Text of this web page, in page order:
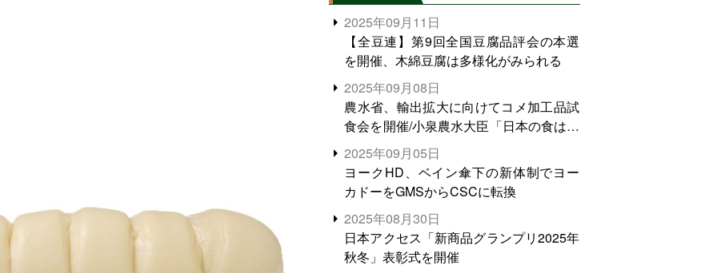
2025年09月11日
【全豆連】第9回全国豆腐品評会の本選
を開催、木綿豆腐は多様化がみられる
2025年09月08日
農水省、輸出拡大に向けてコメ加工品試
食会を開催/小泉農水大臣「日本の食は世
界でトップをとれる。米増産に向けて、
米輸出需要の拡大を」
2025年09月05日
ヨークHD、ベイン傘下の新体制でヨー
カドーをGMSからCSCに転換
2025年08月30日
日本アクセス「新商品グランプリ2025年
秋冬」表彰式を開催